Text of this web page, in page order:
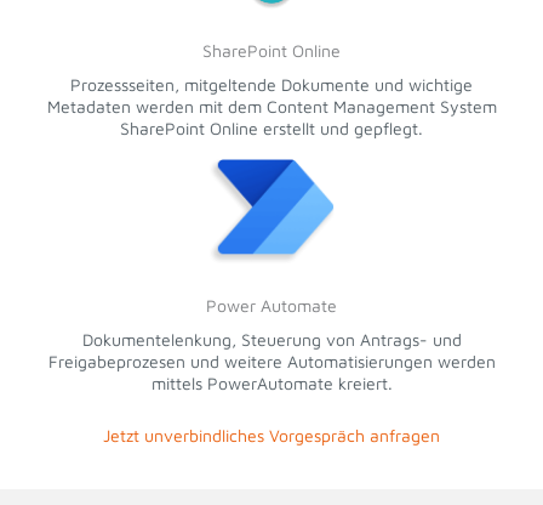
SharePoint Online
Prozessseiten, mitgeltende Dokumente und wichtige
Metadaten werden mit dem Content Management System
SharePoint Online erstellt und gepflegt.
Power Automate
Dokumentelenkung, Steuerung von Antrags- und
Freigabeprozesen und weitere Automatisierungen werden
mittels PowerAutomate kreiert.
Jetzt unverbindliches Vorgespräch anfragen